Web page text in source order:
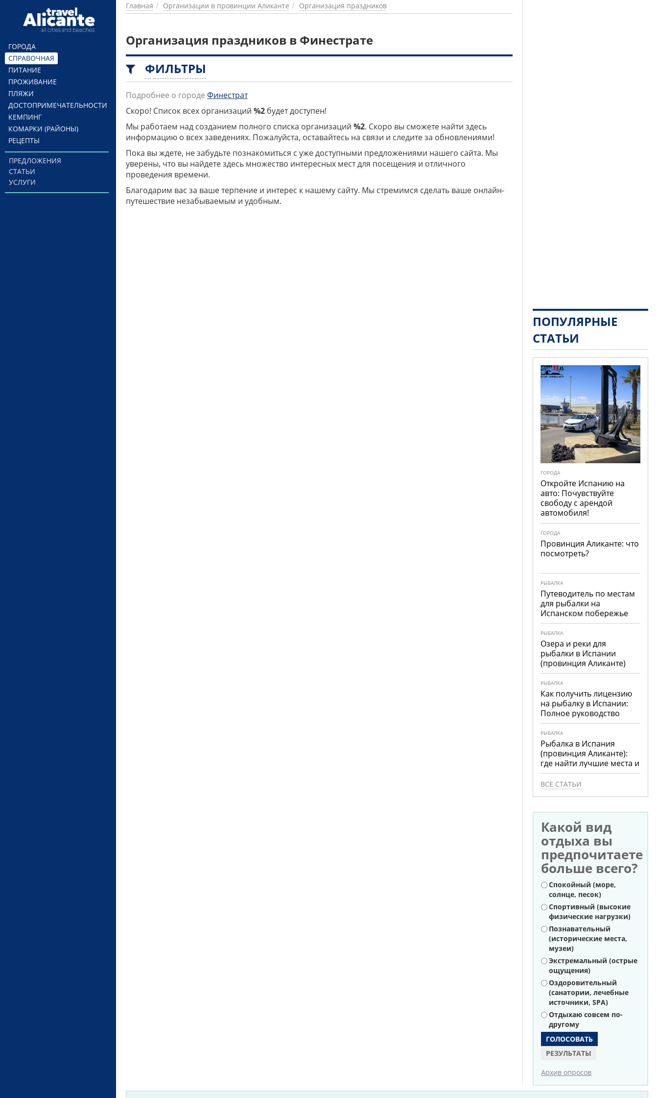
Перейти к основному содержанию
ГОРОДА
СПРАВОЧНАЯ
ПИТАНИЕ
ПРОЖИВАНИЕ
ПЛЯЖИ
ДОСТОПРИМЕЧАТЕЛЬНОСТИ
КЕМПИНГ
КОМАРКИ (РАЙОНЫ)
РЕЦЕПТЫ
ПРЕДЛОЖЕНИЯ
СТАТЬИ
УСЛУГИ
Главная Организации в провинции Аликанте Организация праздников
Организация праздников в Финестрате
ФИЛЬТРЫ
Подробнее о городе Финестрат
Скоро! Список всех организаций %2 будет доступен!
Мы работаем над созданием полного списка организаций %2. Скоро вы сможете найти здесь
информацию о всех заведениях. Пожалуйста, оставайтесь на связи и следите за обновлениями!
Пока вы ждете, не забудьте познакомиться с уже доступными предложениями нашего сайта. Мы
уверены, что вы найдете здесь множество интересных мест для посещения и отличного
проведения времени.
Благодарим вас за ваше терпение и интерес к нашему сайту. Мы стремимся сделать ваше онлайн-
путешествие незабываемым и удобным.
ПОПУЛЯРНЫЕ
СТАТЬИ
ГОРОДА
Откройте Испанию на
авто: Почувствуйте
свободу с арендой
автомобиля!
ГОРОДА
Провинция Аликанте: что
посмотреть?
РЫБАЛКА
Путеводитель по местам
для рыбалки на
Испанском побережье
РЫБАЛКА
Озера и реки для
рыбалки в Испании
(провинция Аликанте)
РЫБАЛКА
Как получить лицензию
на рыбалку в Испании:
Полное руководство
РЫБАЛКА
Рыбалка в Испания
(провинция Аликанте):
где найти лучшие места и
что ловить
ВСЕ СТАТЬИ
Какой вид
отдыха вы
предпочитаете
больше всего?
Варианты
Спокойный (море,
солнце, песок)
Спортивный (высокие
физические нагрузки)
Познавательный
(исторические места,
музеи)
Экстремальный (острые
ощущения)
Оздоровительный
(санатории, лечебные
источники, SPA)
Отдыхаю совсем по-
другому
РЕЗУЛЬТАТЫ
Архив опросов